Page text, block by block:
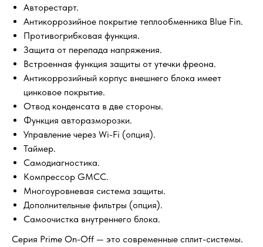
Авторестарт.
Антикоррозийное покрытие теплообменника Blue Fin.
Противогрибковая функция.
Защита от перепада напряжения.
Встроенная функция защиты от утечки фреона.
Антикоррозийный корпус внешнего блока имеет
цинковое покрытие.
Отвод конденсата в две стороны.
Функция авторазморозки.
Управление через Wi-Fi (опция).
Таймер.
Самодиагностика.
Компрессор GMCC.
Многоуровневая система защиты.
Дополнительные фильтры (опция).
Самоочистка внутреннего блока.
Серия Prime On-Off — это современные сплит-системы.